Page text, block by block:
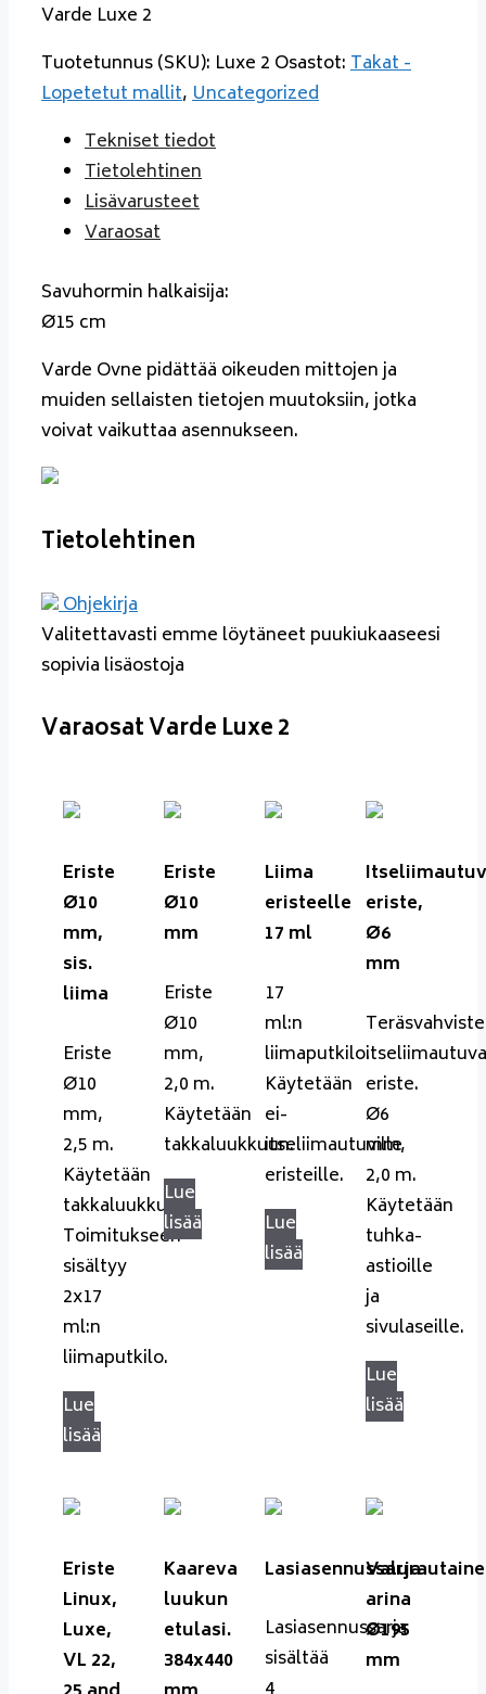
Varde Luxe 2
Tuotetunnus (SKU): Luxe 2 Osastot:Takat -
Lopetetut mallit,Uncategorized
Tekniset tiedot
Tietolehtinen
Lisävarusteet
Varaosat
Savuhormin halkaisija:
Ø15 cm
Varde Ovne pidättää oikeuden mittojen ja
muiden sellaisten tietojen muutoksiin, jotka
voivat vaikuttaa asennukseen.
Tietolehtinen
Ohjekirja
Valitettavasti emme löytäneet puukiukaaseesi
sopivia lisäostoja
Varaosat Varde Luxe 2
Eriste
Ø10
mm,
sis.
liima
Eriste
Ø10
mm,
2,5 m.
Käytetään
takkaluukkuun.
Toimitukseen
sisältyy
2x17
ml:n
liimaputkilo.
Lue
lisää
Eriste
Ø10
mm
Eriste
Ø10
mm,
2,0 m.
Käytetään
takkaluukkuun.
Lue
lisää
Liima
eristeelle
17 ml
17
ml:n
liimaputkilo.
Käytetään
ei-
itseliimautuville
eristeille.
Lue
lisää
eriste,
Ø6
mm
itseliimautuva
eriste.
Ø6
mm,
2,0 m.
Käytetään
tuhka-
astioille
ja
sivulaseille.
Lue
lisää
Eriste
Linux,
Luxe,
VL 22,
Kaareva
luukun
etulasi.
384x440
Lasiasennussarja
Lasiasennussarja
sisältää
arina
Ø195
mm